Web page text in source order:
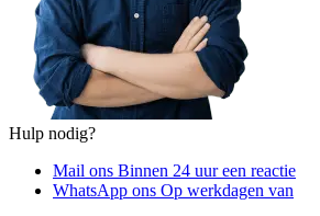
Hulp nodig?
Mail ons Binnen 24 uur een reactie
WhatsApp ons Op werkdagen van